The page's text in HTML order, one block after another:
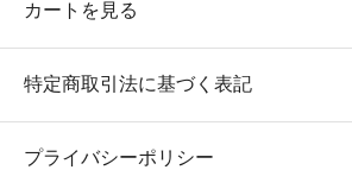
カートを見る
特定商取引法に基づく表記
プライバシーポリシー